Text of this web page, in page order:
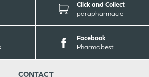
Click and Collect
parapharmacie
Facebook
Pharmabest
CONTACT